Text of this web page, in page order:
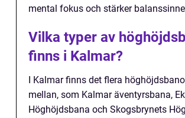
mental fokus och stärker
Vilka typer av
finns i Kalmar?
I Kalmar finns det flera
mellan, som Kalmar äventyrsbana,
Höghöjdsbana och Skogsbrynets